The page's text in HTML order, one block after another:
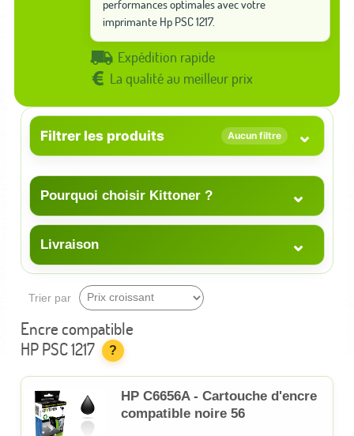
performances optimales avec votre
imprimante Hp PSC 1217.
Expédition rapide
La qualité au meilleur prix
Filtrer les produits Aucun filtre ⌄
Pourquoi choisir Kittoner ? ⌄
Livraison ⌄
Trier par
Encre compatible
HP PSC 1217
?
HP C6656A - Cartouche d'encre
compatible noire 56